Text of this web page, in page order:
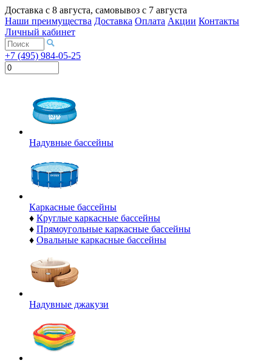
Доставка с 8 августа, самовывоз с 7 августа
Наши преимущества Доставка Оплата Акции Контакты
Личный кабинет
+7 (495) 984-05-25
Надувные бассейны
Каркасные бассейны
♦ Круглые каркасные бассейны
♦ Прямоугольные каркасные бассейны
♦ Овальные каркасные бассейны
Надувные джакузи